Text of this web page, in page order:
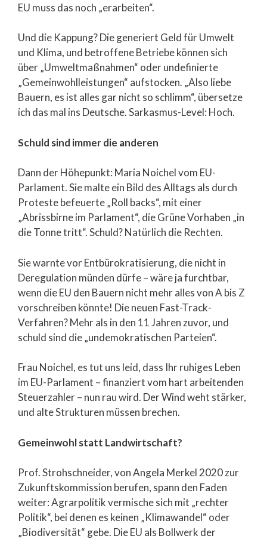
EU muss das noch „erarbeiten“.
Und die Kappung? Die generiert Geld für Umwelt
und Klima, und betroffene Betriebe können sich
über „Umweltmaßnahmen“ oder undefinierte
„Gemeinwohlleistungen“ aufstocken. „Also liebe
Bauern, es ist alles gar nicht so schlimm“, übersetze
ich das mal ins Deutsche. Sarkasmus-Level: Hoch.
Schuld sind immer die anderen
Dann der Höhepunkt: Maria Noichel vom EU-
Parlament. Sie malte ein Bild des Alltags als durch
Proteste befeuerte „Roll backs“, mit einer
„Abrissbirne im Parlament“, die Grüne Vorhaben „in
die Tonne tritt“. Schuld? Natürlich die Rechten.
Sie warnte vor Entbürokratisierung, die nicht in
Deregulation münden dürfe – wäre ja furchtbar,
wenn die EU den Bauern nicht mehr alles von A bis Z
vorschreiben könnte! Die neuen Fast-Track-
Verfahren? Mehr als in den 11 Jahren zuvor, und
schuld sind die „undemokratischen Parteien“.
Frau Noichel, es tut uns leid, dass Ihr ruhiges Leben
im EU-Parlament – finanziert vom hart arbeitenden
Steuerzahler – nun rau wird. Der Wind weht stärker,
und alte Strukturen müssen brechen.
Gemeinwohl statt Landwirtschaft?
Prof. Strohschneider, von Angela Merkel 2020 zur
Zukunftskommission berufen, spann den Faden
weiter: Agrarpolitik vermische sich mit „rechter
Politik“, bei denen es keinen „Klimawandel“ oder
„Biodiversität“ gebe. Die EU als Bollwerk der